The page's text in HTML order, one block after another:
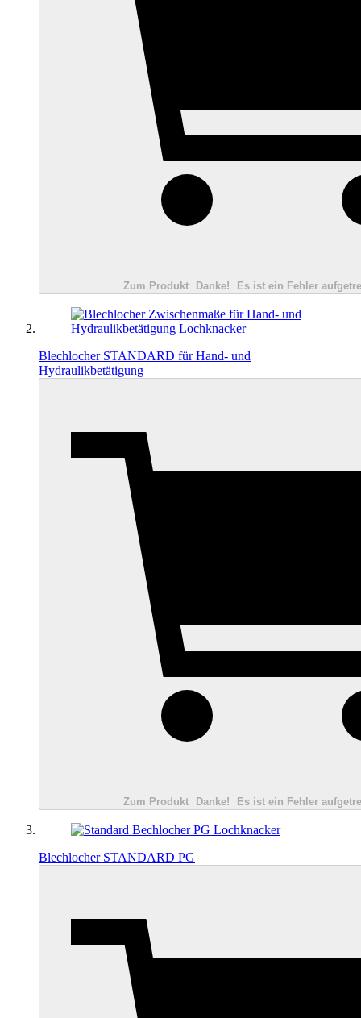
Zum Produkt Danke! Es ist ein Fehler
Blechlocher STANDARD für Hand- und
Hydraulikbetätigung
Zum Produkt Danke! Es ist ein Fehler
Blechlocher STANDARD PG